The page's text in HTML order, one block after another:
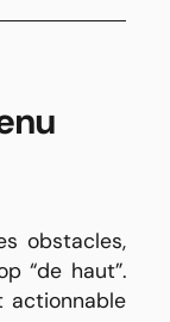
obstacles,
“de haut”.
actionnable